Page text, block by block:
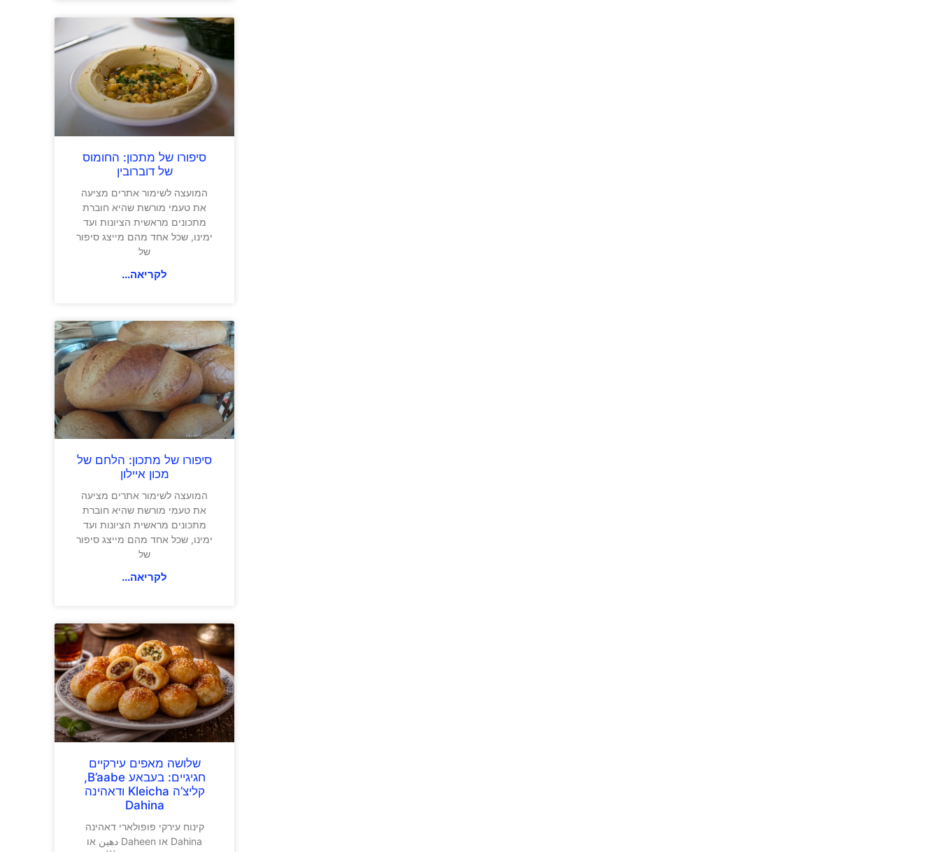
סיפורו של מתכון: החומוס
של דוברובין
המועצה לשימור אתרים מציעה
את טעמי מורשת שהיא חוברת
מתכונים מראשית הציונות ועד
ימינו, שכל אחד מהם מייצג סיפור
של
לקריאה...
סיפורו של מתכון: הלחם של
מכון איילון
המועצה לשימור אתרים מציעה
את טעמי מורשת שהיא חוברת
מתכונים מראשית הציונות ועד
ימינו, שכל אחד מהם מייצג סיפור
של
לקריאה...
שלושה מאפים עירקיים
חגיגיים: בעבאע B’aabe,
קליצ’ה Kleicha ודאהינה
Dahina
קינוח עירקי פופולארי דאהינה
Dahina או Daheen دهين או